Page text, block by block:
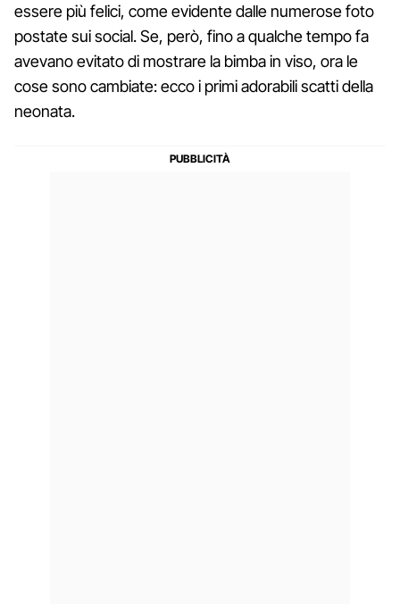
essere più felici, come evidente dalle numerose foto
postate sui social. Se, però, fino a qualche tempo fa
avevano evitato di mostrare la bimba in viso, ora le
cose sono cambiate: ecco i primi adorabili scatti della
neonata.